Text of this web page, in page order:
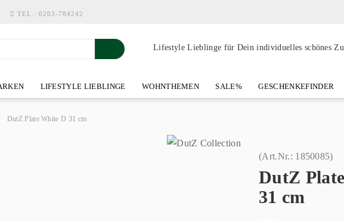
Konto erstellen
TEL.: 0203-784242
Lifestyle Lieblinge für Dein individuelles schönes
LIFESTYLE LIEBLINGE WOHNTHEMEN SALE% GESCHENKEFINDER
DutZ Plate White D 31 cm
(Art.Nr.: 1850085)
DutZ
31 cm